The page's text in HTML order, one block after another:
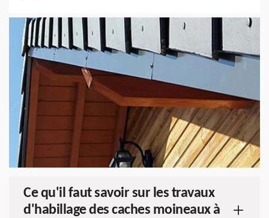
Ce qu'il faut savoir sur les travaux
d'habillage des caches moineaux à